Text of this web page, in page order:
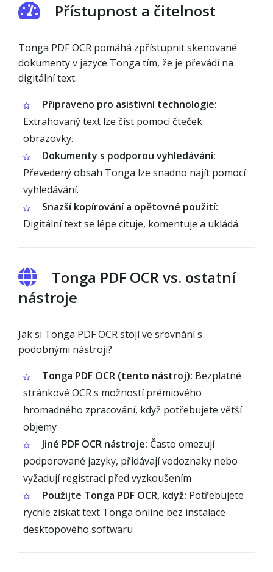
Přístupnost a čitelnost
Tonga PDF OCR pomáhá zpřístupnit skenované
dokumenty v jazyce Tonga tím, že je převádí na
digitální text.
Připraveno pro asistivní technologie:
Extrahovaný text lze číst pomocí čteček
obrazovky.
Dokumenty s podporou vyhledávání:
Převedený obsah Tonga lze snadno najít pomocí
vyhledávání.
Snazší kopírování a opětovné použití:
Digitální text se lépe cituje, komentuje a ukládá.
Tonga PDF OCR vs. ostatní
nástroje
Jak si Tonga PDF OCR stojí ve srovnání s
podobnými nástroji?
Tonga PDF OCR (tento nástroj): Bezplatné
stránkové OCR s možností prémiového
hromadného zpracování, když potřebujete větší
objemy
Jiné PDF OCR nástroje: Často omezují
podporované jazyky, přidávají vodoznaky nebo
vyžadují registraci před vyzkoušením
Použijte Tonga PDF OCR, když: Potřebujete
rychle získat text Tonga online bez instalace
desktopového softwaru